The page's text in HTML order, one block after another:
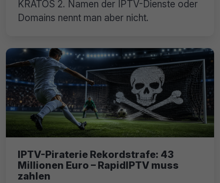
KRATOS 2. Namen der IPTV-Dienste oder
Domains nennt man aber nicht.
IPTV-Piraterie Rekordstrafe: 43
Millionen Euro – RapidIPTV muss
zahlen